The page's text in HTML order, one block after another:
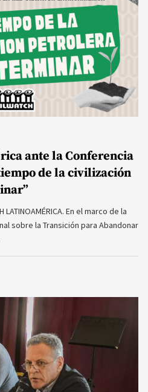
ante la Conferencia
de la civilización
LATINOAMÉRICA. En el marco de la
sobre la Transición para Abandonar